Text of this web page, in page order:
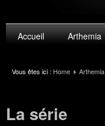
Accueil Arthemia
Vous êtes ici : Home Arthemia
La série